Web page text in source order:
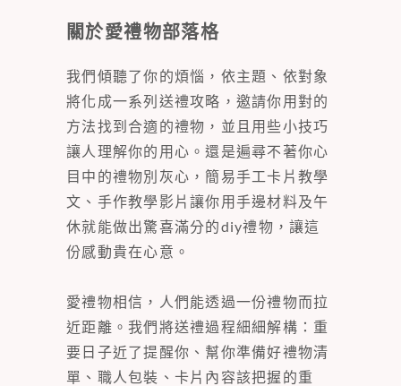
關於愛禮物部落格
我們傾聽了你的煩惱，依主題、依對象
將化成一系列送禮攻略，邀請你用對的
方法找到合適的禮物，並且用些小技巧
讓人理解你的用心。還是遍尋不著你心
目中的禮物別灰心，簡易手工卡片教學
文、手作教學影片讓你用手邊材料及午
休就能做出驚喜滿分的diy禮物，讓這
份感動貴在心意。
愛禮物相信，人們能透過一份禮物而拉
近距離。我們將送禮過程細細解構：重
要日子近了提醒你、幫你準備好禮物清
單、職人包裝、卡片內容該把握的重